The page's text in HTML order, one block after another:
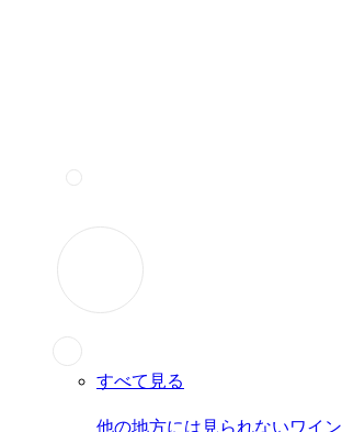
すべて見る
他の地方には見られないワイン